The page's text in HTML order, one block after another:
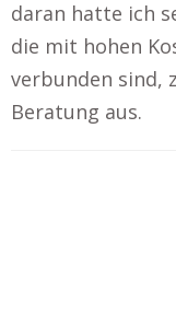
daran hatte ich
die mit hohen
verbunden sind,
Beratung aus.